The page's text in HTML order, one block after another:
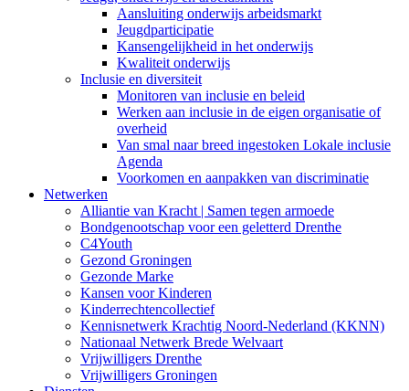
Aansluiting onderwijs arbeidsmarkt
Jeugdparticipatie
Kansengelijkheid in het onderwijs
Kwaliteit onderwijs
Inclusie en diversiteit
Monitoren van inclusie en beleid
Werken aan inclusie in de eigen organisatie of
overheid
Van smal naar breed ingestoken Lokale inclusie
Agenda
Voorkomen en aanpakken van discriminatie
Netwerken
Alliantie van Kracht | Samen tegen armoede
Bondgenootschap voor een geletterd Drenthe
C4Youth
Gezond Groningen
Gezonde Marke
Kansen voor Kinderen
Kinderrechtencollectief
Kennisnetwerk Krachtig Noord-Nederland (KKNN)
Nationaal Netwerk Brede Welvaart
Vrijwilligers Drenthe
Vrijwilligers Groningen